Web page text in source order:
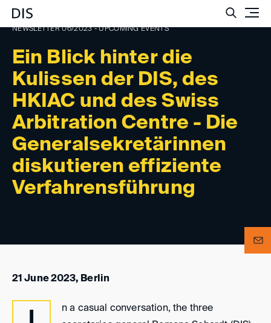
Ein Blick hinter die
Kulissen der DIS, des
HKIAC und des Swiss
Arbitration Centre - Die
Generalsekretärinnen
diskutieren effiziente
Verfahrensführung
NEWSLETTER 06/2023 - UPCOMING EVENTS
21 June 2023, Berlin
n a casual conversation, the three